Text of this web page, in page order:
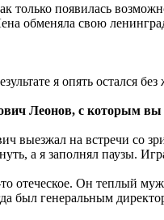
появилась
обменяла свою
я опять остался без
Леонов, с которым вы
на встречи со
а я заполнял паузы.
отеческое. Он теплый
был генеральным